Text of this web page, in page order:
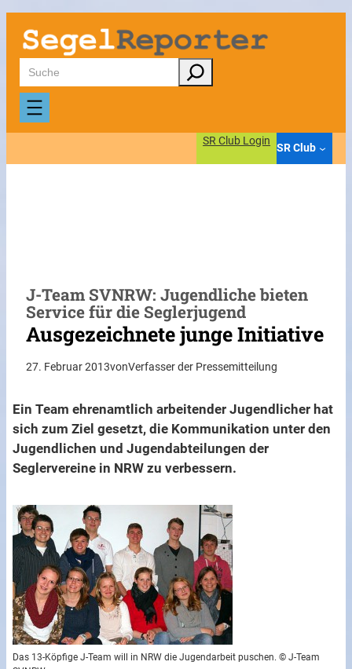
Zum
Inhalt
springen
Suchen
SR Club Login
SR Club
J-Team SVNRW: Jugendliche bieten
Service für die Seglerjugend
Ausgezeichnete junge Initiative
27. Februar 2013vonVerfasser der Pressemitteilung
Ein Team ehrenamtlich arbeitender Jugendlicher hat
sich zum Ziel gesetzt, die Kommunikation unter den
Jugendlichen und Jugendabteilungen der
Seglervereine in NRW zu verbessern.
Das 13-Köpfige J-Team will in NRW die Jugendarbeit puschen. © J-Team